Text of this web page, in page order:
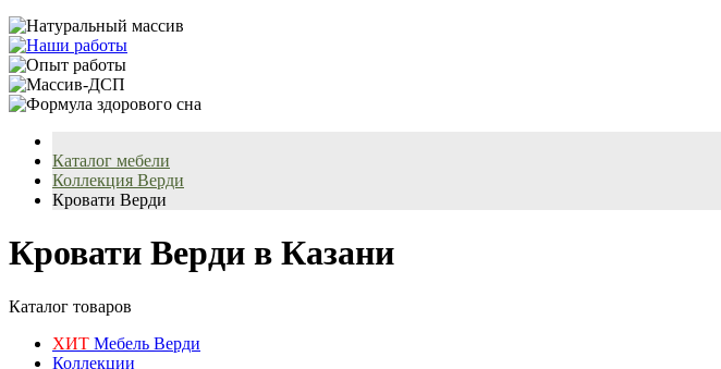
Каталог мебели
Коллекция Верди
Кровати Верди
Кровати Верди в Казани
Каталог товаров
ХИТ Мебель Верди
Коллекции